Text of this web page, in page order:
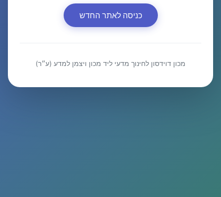
כניסה לאתר החדש
מכון דוידסון לחינוך מדעי ליד מכון ויצמן למדע (ע״ר)